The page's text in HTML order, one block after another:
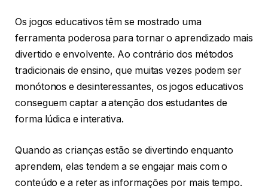
Os jogos educativos têm se mostrado uma
ferramenta poderosa para tornar o aprendizado mais
divertido e envolvente. Ao contrário dos métodos
tradicionais de ensino, que muitas vezes podem ser
monótonos e desinteressantes, os jogos educativos
conseguem captar a atenção dos estudantes de
forma lúdica e interativa.
Quando as crianças estão se divertindo enquanto
aprendem, elas tendem a se engajar mais com o
conteúdo e a reter as informações por mais tempo.